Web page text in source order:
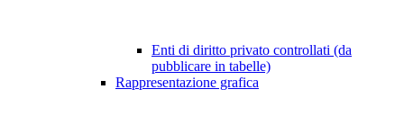
Enti di diritto privato controllati (da
pubblicare in tabelle)
Rappresentazione grafica